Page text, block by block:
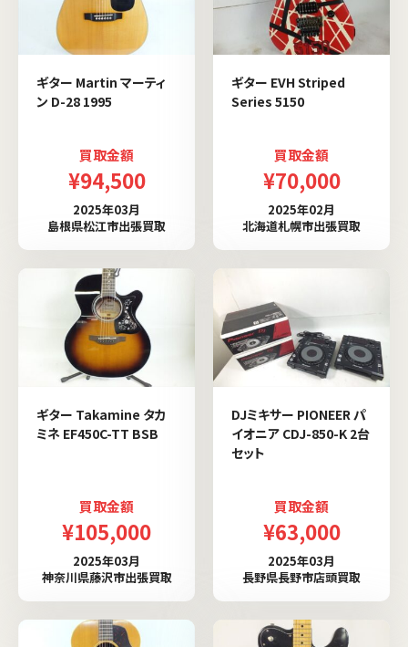
ギター Martin マーティ
ン D-28 1995
買取金額
¥94,500
2025年03月
島根県松江市出張買取
ギター EVH Striped
Series 5150
買取金額
¥70,000
2025年02月
北海道札幌市出張買取
ギター Takamine タカ
ミネ EF450C-TT BSB
買取金額
¥105,000
2025年03月
神奈川県藤沢市出張買取
DJミキサー PIONEER パ
イオニア CDJ-850-K 2台
セット
買取金額
¥63,000
2025年03月
長野県長野市店頭買取